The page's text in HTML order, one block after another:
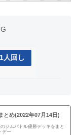
1人回し
とめ(2022年07月14日)
ジムバトル優勝デッキをまと
デー